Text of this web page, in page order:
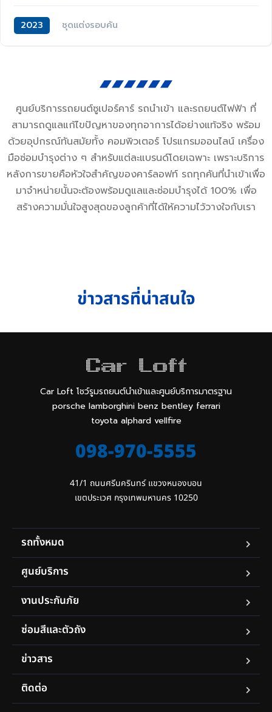
2023 ชุดแต่งรอบคัน
ศูนย์บริการรถยนต์ซูเปอร์คาร์ รถนำเข้า และรถยนต์ไฟฟ้า ที่
สามารถดูแลแก้ไขปัญหาของทุกอาการได้อย่างแท้จริง พร้อม
ด้วยอุปกรณ์ทันสมัยทั้ง คอมพิวเตอร์ โปรแกรมออนไลน์ เครื่อง
มือซ่อมบำรุงต่าง ๆ สำหรับแต่ละแบรนด์โดยเฉพาะ เพราะบริการ
หลังการขายคือหัวใจสำคัญของคาร์ลอฟท์ รถทุกคันที่นำเข้าเพื่อ
มาจำหน่ายนั้นจะต้องพร้อมดูแลและซ่อมบำรุงได้ 100% เพื่อ
สร้างความมั่นใจสูงสุดของลูกค้าที่ได้ให้ความไว้วางใจกับเรา
ข่าวสารที่น่าสนใจ
Car Loft โชว์รูมรถยนต์นำเข้าและศูนย์บริการมาตรฐาน
porsche lamborghini benz bentley ferrari
toyota alphard vellfire
098-970-5555
41/1 ถนนศรีนครินทร์ แขวงหนองบอน
เขตประเวศ กรุงเทพมหานคร 10250
รถทั้งหมด
ศูนย์บริการ
งานประกันภัย
ซ่อมสีและตัวถัง
ข่าวสาร
ติดต่อ